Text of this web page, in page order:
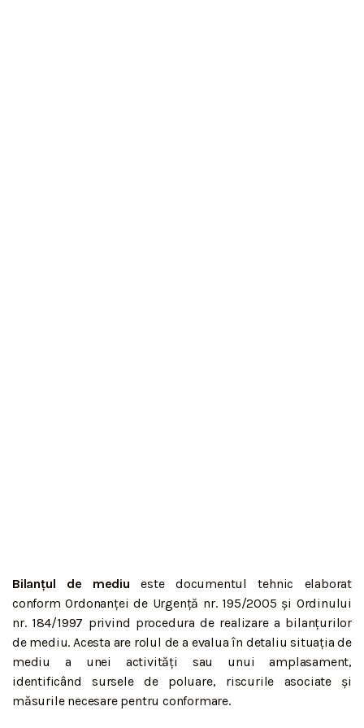
Bilanțul de mediu este documentul tehnic elaborat
conform Ordonanței de Urgență nr. 195/2005 și Ordinului
nr. 184/1997 privind procedura de realizare a bilanțurilor
de mediu. Acesta are rolul de a evalua în detaliu situația de
mediu a unei activități sau unui amplasament,
identificând sursele de poluare, riscurile asociate și
măsurile necesare pentru conformare.